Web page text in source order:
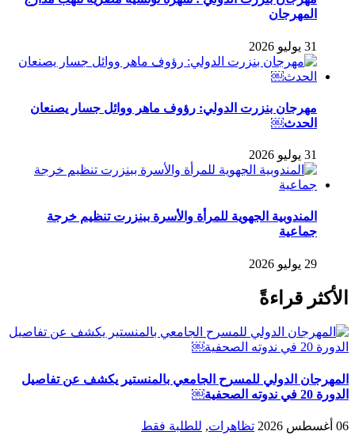
المهرجان
31 يوليو 2026
مهرجان بنزرت الدولي: رؤوف ماهر ووائل جسار يصنعان
الحدث￼
31 يوليو 2026
المندوبية الجهوية للمرأة والأسرة ببنزرت تنظيم خرجة
جماعية
29 يوليو 2026
الأكثر قراءةً
المهرجان الدولي للمسرح الجامعي بالمنستير يكشف عن تفاصيل
الدورة 20 في ندوته الصحفية￼
06 أغسطس 2026 تظاهرات, للطلبة فقط